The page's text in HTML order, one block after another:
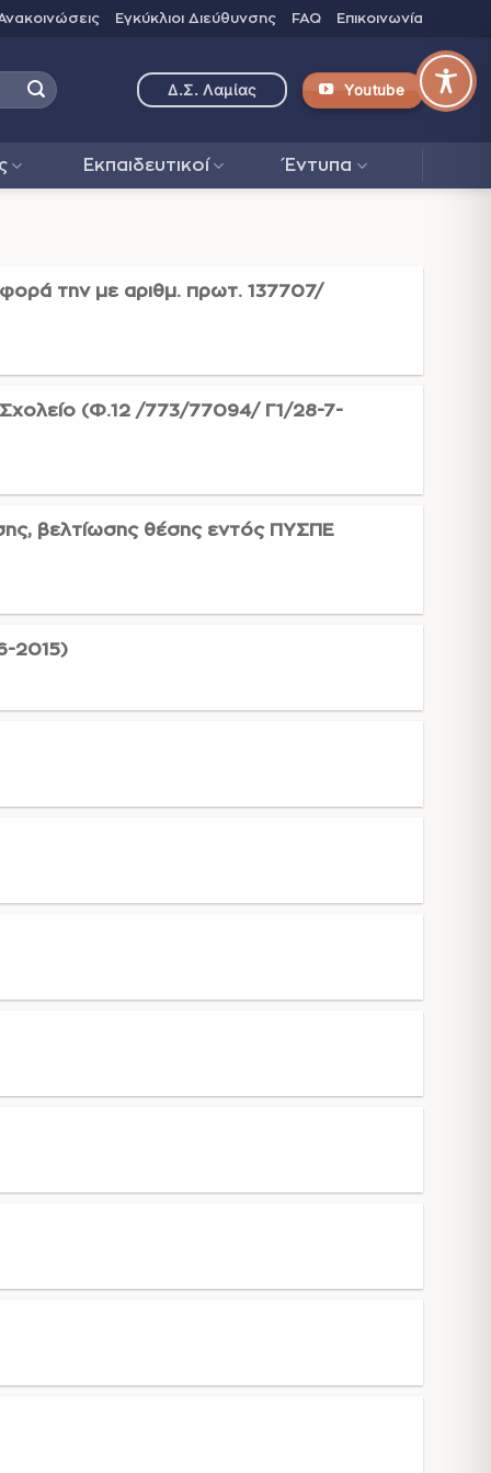
Εγκύκλιοι Διεύθυνσης FAQ Επικοινωνία
Δ.Σ. Λαμίας Youtube
Εκπαιδευτικοί Έντυπα
την με αριθμ. πρωτ. 137707/
(Φ.12 /773/77094/ Γ1/28-7-
βελτίωσης θέσης εντός ΠΥΣΠΕ
2015)